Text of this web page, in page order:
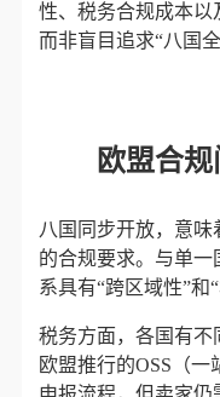
性、税务合规成本以
而非盲目追求“八国全
欧盟合规
八国同步开放，意
的合规要求。与单
系具有“跨区域性”和
税务方面，各国有不
欧盟推行的OSS（